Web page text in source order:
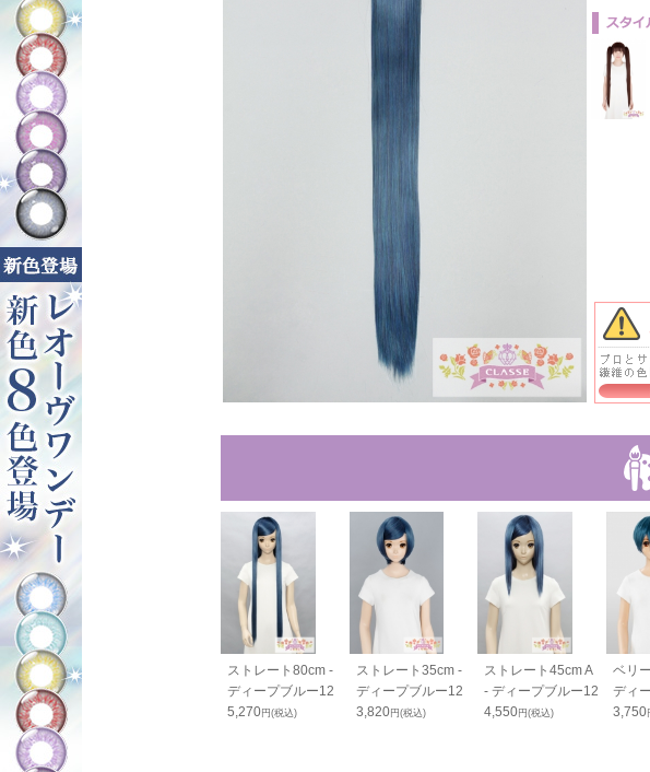
40cm - ディ
ルー12
円(税込)
ストレート80cm -
ディープブルー12
5,270円(税込)
ストレート35cm -
ディープブルー12
3,820円(税込)
ストレート45cm A
- ディープブルー12
4,550円(税込)
ベリ
ディ
3,750